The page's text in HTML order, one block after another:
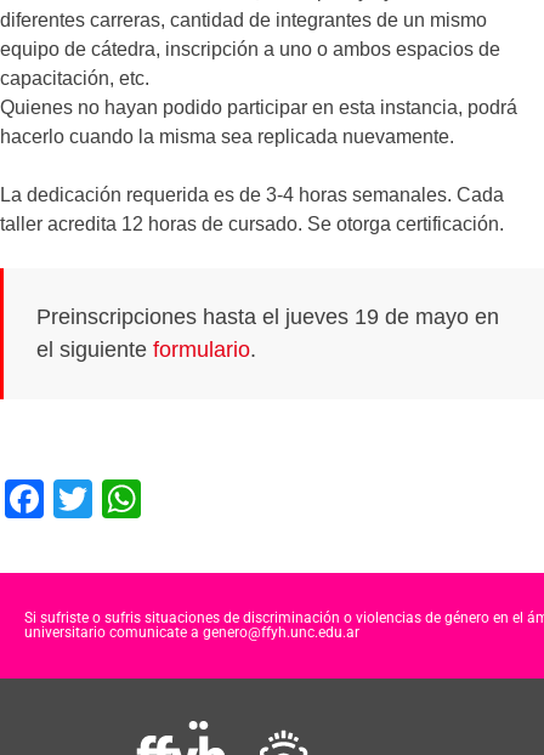
diferentes carreras, cantidad de integrantes de un mismo
equipo de cátedra, inscripción a uno o ambos espacios de
capacitación, etc.
Quienes no hayan podido participar en esta instancia, podrá
hacerlo cuando la misma sea replicada nuevamente.
La dedicación requerida es de 3-4 horas semanales. Cada
taller acredita 12 horas de cursado. Se otorga certificación.
Preinscripciones hasta el jueves 19 de mayo en
el siguiente formulario.
F
c
e
o
T
tt
er
at
s
p
p
Si sufriste o sufris situaciones de discriminación o violencias de género en el
universitario comunicate a genero@ffyh.unc.edu.ar